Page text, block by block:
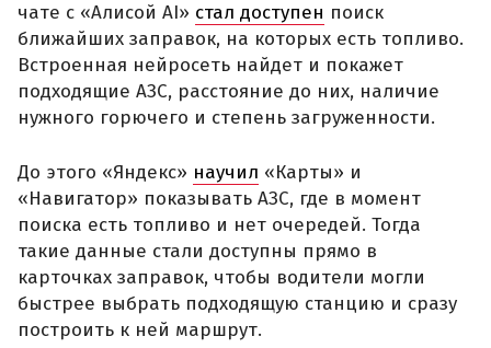
чате с «Алисой AI» стал доступен поиск
ближайших заправок, на которых есть топливо.
Встроенная нейросеть найдет и покажет
подходящие АЗС, расстояние до них, наличие
нужного горючего и степень загруженности.
До этого «Яндекс» научил «Карты» и
«Навигатор» показывать АЗС, где в момент
поиска есть топливо и нет очередей. Тогда
такие данные стали доступны прямо в
карточках заправок, чтобы водители могли
быстрее выбрать подходящую станцию и сразу
построить к ней маршрут.